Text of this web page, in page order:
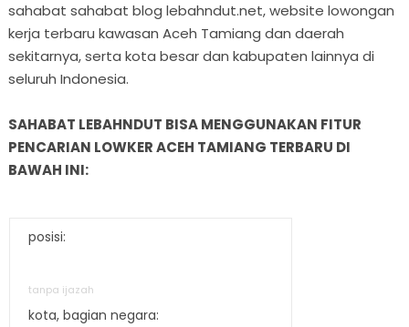
sahabat sahabat blog lebahndut.net, website lowongan
kerja terbaru kawasan Aceh Tamiang dan daerah
sekitarnya, serta kota besar dan kabupaten lainnya di
seluruh Indonesia.
SAHABAT LEBAHNDUT BISA MENGGUNAKAN FITUR
PENCARIAN LOWKER ACEH TAMIANG TERBARU DI
BAWAH INI:
posisi:
tanpa ijazah
kota, bagian negara: